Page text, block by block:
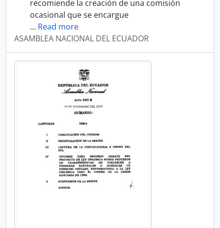
recomiende la creación de una comisión
ocasional que se encargue
… Read more
ASAMBLEA NACIONAL DEL ECUADOR